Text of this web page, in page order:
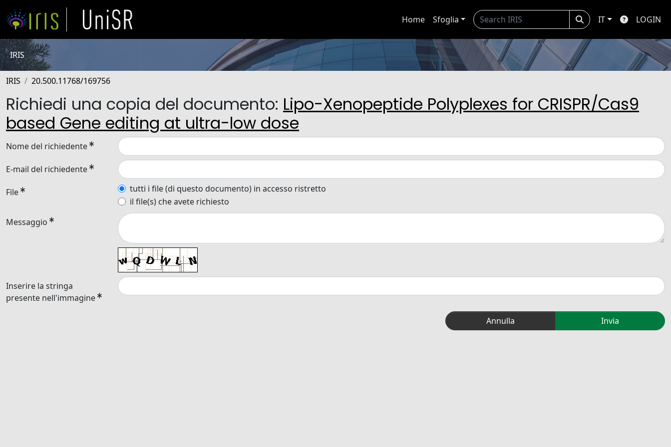
Home Sfoglia IT LOGIN
IRIS
IRIS 20.500.11768/169756
Richiedi una copia del documento: Lipo-Xenopeptide Polyplexes for CRISPR/Cas9
based Gene editing at ultra-low dose
Nome del richiedente
E-mail del richiedente
File
tutti i file (di questo documento) in accesso ristretto
il file(s) che avete richiesto
Messaggio
Inserire la stringa
presente nell'immagine
Annulla Invia